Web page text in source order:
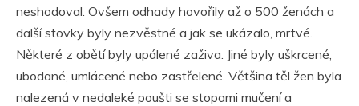
neshodoval. Ovšem odhady hovořily až o 500 ženách a
další stovky byly nezvěstné a jak se ukázalo, mrtvé.
Některé z obětí byly upálené zaživa. Jiné byly uškrcené,
ubodané, umlácené nebo zastřelené. Většina těl žen byla
nalezená v nedaleké poušti se stopami mučení a